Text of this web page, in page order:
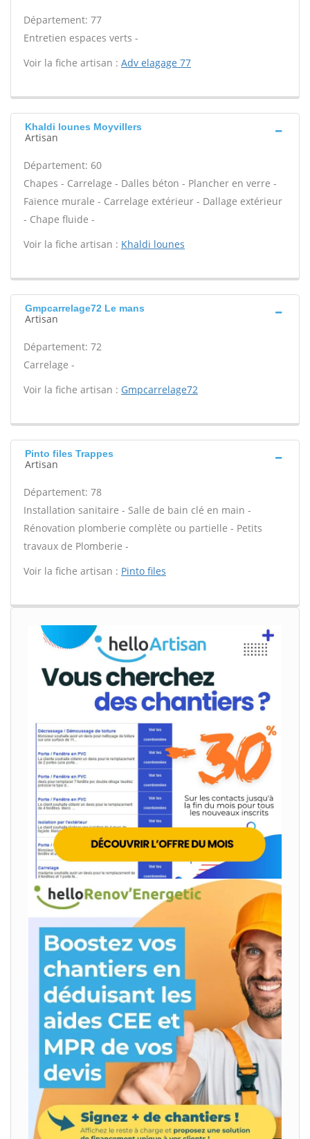
Département: 77
Entretien espaces verts -
Voir la fiche artisan : Adv elagage 77
Khaldi lounes Moyvillers
Artisan
Département: 60
Chapes - Carrelage - Dalles béton - Plancher en verre -
Faïence murale - Carrelage extérieur - Dallage extérieur
- Chape fluide -
Voir la fiche artisan : Khaldi lounes
Gmpcarrelage72 Le mans
Artisan
Département: 72
Carrelage -
Voir la fiche artisan : Gmpcarrelage72
Pinto files Trappes
Artisan
Département: 78
Installation sanitaire - Salle de bain clé en main -
Rénovation plomberie complète ou partielle - Petits
travaux de Plomberie -
Voir la fiche artisan : Pinto files